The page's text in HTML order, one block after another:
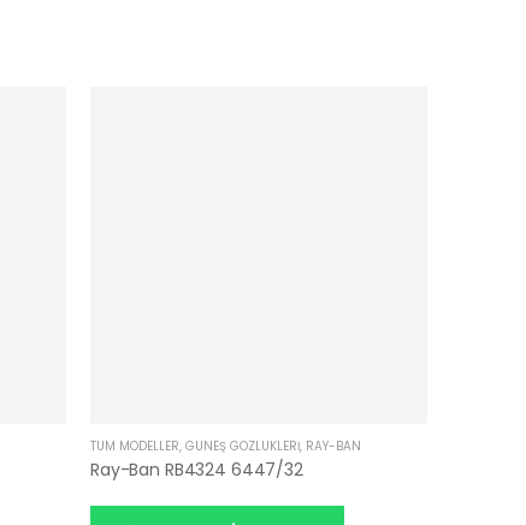
TÜM MODELLER, GÜNEŞ GÖZLÜKLERI, RAY-BAN
Ray-Ban RB4324 6447/32